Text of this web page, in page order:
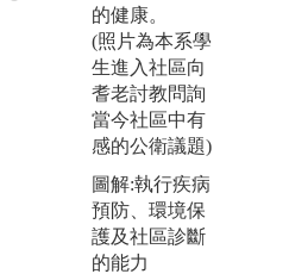
的健康。
(照片為本系學
生進入社區向
耆老討教問詢
當今社區中有
感的公衛議題)
圖解:執行疾病
預防、環境保
護及社區診斷
的能力